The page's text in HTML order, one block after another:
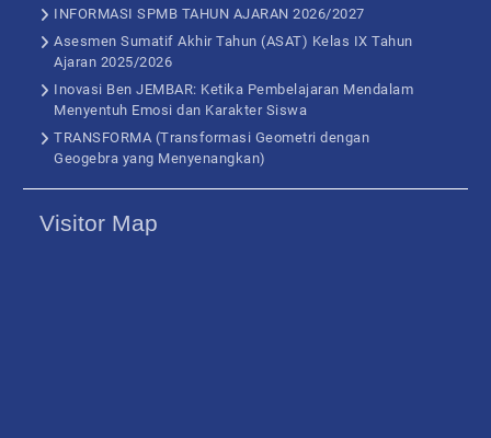
INFORMASI SPMB TAHUN AJARAN 2026/2027
Asesmen Sumatif Akhir Tahun (ASAT) Kelas IX Tahun
Ajaran 2025/2026
Inovasi Ben JEMBAR: Ketika Pembelajaran Mendalam
Menyentuh Emosi dan Karakter Siswa
TRANSFORMA (Transformasi Geometri dengan
Geogebra yang Menyenangkan)
Visitor Map